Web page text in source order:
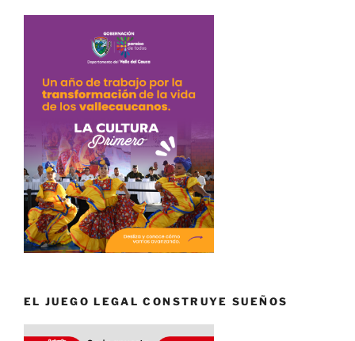
EL JUEGO LEGAL CONSTRUYE SUEÑOS